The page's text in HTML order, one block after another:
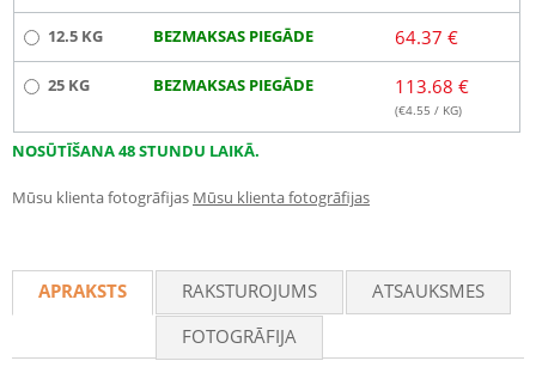
12.5 KG BEZMAKSAS PIEGĀDE 64.37 €
25 KG BEZMAKSAS PIEGĀDE 113.68 €
(€4.55 / KG)
NOSŪTĪŠANA 48 STUNDU LAIKĀ.
Mūsu klienta fotogrāfijas Mūsu klienta fotogrāfijas
APRAKSTS RAKSTUROJUMS
ATSAUKSMES
FOTOGRĀFIJA